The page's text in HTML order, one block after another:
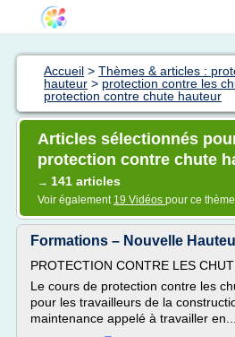
Accueil > Thèmes & articles :
hauteur > protection contre les
protection contre chute hauteur
Articles sélectionnés
protection contre chute
→ 141 articles
Voir également 19 Vidéos pour ce thème
Formations – Nouvelle
PROTECTION CONTRE LES
Le cours de protection contre les
pour les travailleurs de la
maintenance appelé à travailler en...